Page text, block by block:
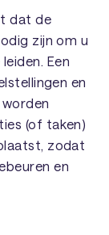
dat de
zijn om u
Een
en
(of taken)
zodat
en